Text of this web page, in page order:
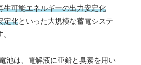
生可能エネルギーの出力安定化
定化といった大規模な蓄電システ
池は、電解液に亜鉛と臭素を用い